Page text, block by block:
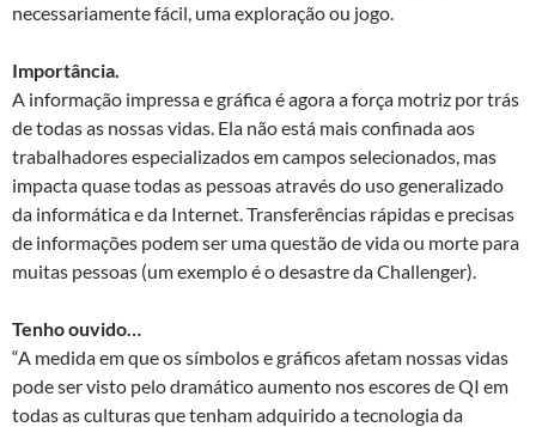
necessariamente fácil, uma exploração ou jogo.
Importância.
A informação impressa e gráfica é agora a força motriz por trás
de todas as nossas vidas. Ela não está mais confinada aos
trabalhadores especializados em campos selecionados, mas
impacta quase todas as pessoas através do uso generalizado
da informática e da Internet. Transferências rápidas e precisas
de informações podem ser uma questão de vida ou morte para
muitas pessoas (um exemplo é o desastre da Challenger).
Tenho ouvido…
“A medida em que os símbolos e gráficos afetam nossas vidas
pode ser visto pelo dramático aumento nos escores de QI em
todas as culturas que tenham adquirido a tecnologia da